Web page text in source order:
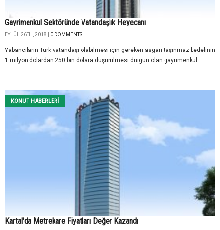
Gayrimenkul Sektöründe Vatandaşlık Heyecanı
EYLÜL 26TH, 2018 | 0 COMMENTS
Yabancıların Türk vatandaşı olabilmesi için gereken asgari taşınmaz bedelinin
1 milyon dolardan 250 bin dolara düşürülmesi durgun olan gayrimenkul...
KONUT HABERLERI
Kartal'da Metrekare Fiyatları Değer Kazandı